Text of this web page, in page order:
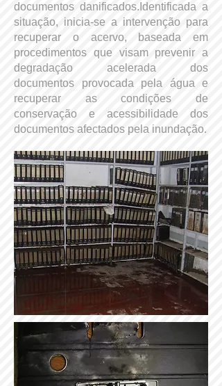
documentos danificados.Identificada a
situação, inicia-se a intervenção para
recuperar o acervo, baseada em
procedimentos que visam prevenir a
degradação acelerada dos
documentos provocada pela água e
recuperar as condições de
conservação e acessibilidade dos
documentos afectados pela inundação.